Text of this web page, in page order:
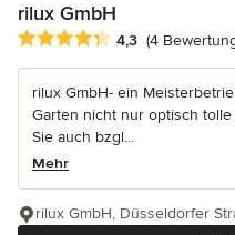
rilux GmbH
Durchschnittliche
4,3 (4
rilux GmbH- ein
Garten nicht nur optisch
Sie auch bzgl...
Mehr
rilux GmbH, Düsseldorfer